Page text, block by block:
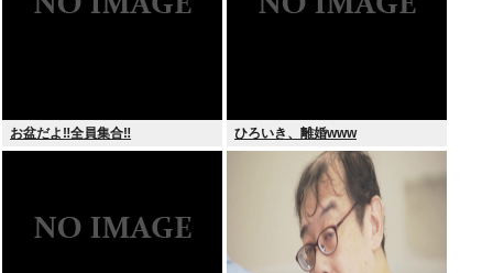
お盆だよ‼全員集合‼ ひろいき、離婚www